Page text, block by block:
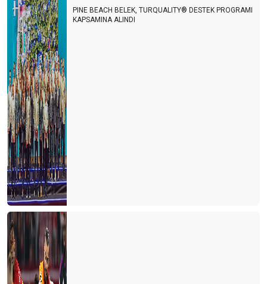
PINE BEACH BELEK, TURQUALITY® DESTEK PROGRAMI
KAPSAMINA ALINDI